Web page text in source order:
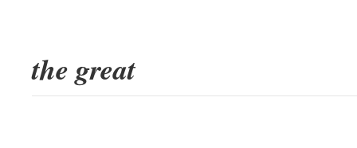
the great